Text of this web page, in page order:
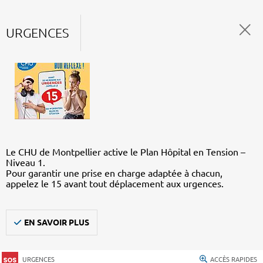
URGENCES
Le CHU de Montpellier active le Plan Hôpital en Tension –
Niveau 1.
Pour garantir une prise en charge adaptée à chacun,
appelez le 15 avant tout déplacement aux urgences.
EN SAVOIR PLUS
URGENCES ACCÈS RAPIDES